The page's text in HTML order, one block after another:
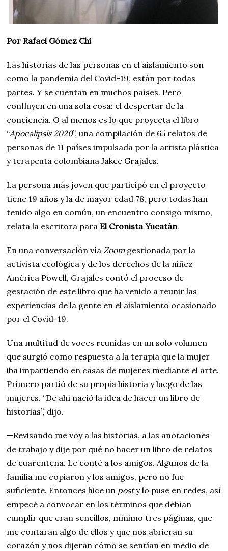
Por Rafael Gómez Chi
Las historias de las personas en el aislamiento son
como la pandemia del Covid-19, están por todas
partes. Y se cuentan en muchos países. Pero
confluyen en una sola cosa: el despertar de la
conciencia. O al menos es lo que proyecta el libro
“Apocalipsis 2020”, una compilación de 65 relatos de
personas de 11 países impulsada por la artista plástica
y terapeuta colombiana Jakee Grajales.
La persona más joven que participó en el proyecto
tiene 19 años y la de mayor edad 78, pero todas han
tenido algo en común, un encuentro consigo mismo,
relata la escritora paraEl Cronista Yucatán.
En una conversación víaZoomgestionada por la
activista ecológica y de los derechos de la niñez
América Powell, Grajales contó el proceso de
gestación de este libro que ha venido a reunir las
experiencias de la gente en el aislamiento ocasionado
por el Covid-19.
Una multitud de voces reunidas en un solo volumen
que surgió como respuesta a la terapia que la mujer
iba impartiendo en casas de mujeres mediante el arte.
Primero partió de su propia historia y luego de las
mujeres. “De ahí nació la idea de hacer un libro de
historias”, dijo.
—Revisando me voy a las historias, a las anotaciones
de trabajo y dije por qué no hacer un libro de relatos
de cuarentena. Le conté a los amigos. Algunos de la
familia me copiaron y los amigos, pero no fue
suficiente. Entonces hice un posty lo puse en redes, así
empecé a convocar en los términos que debían
cumplir que eran sencillos, mínimo tres páginas, que
me contaran algo de ellos y que nos abrieran su
corazón y nos dijeran cómo se sentían en medio de